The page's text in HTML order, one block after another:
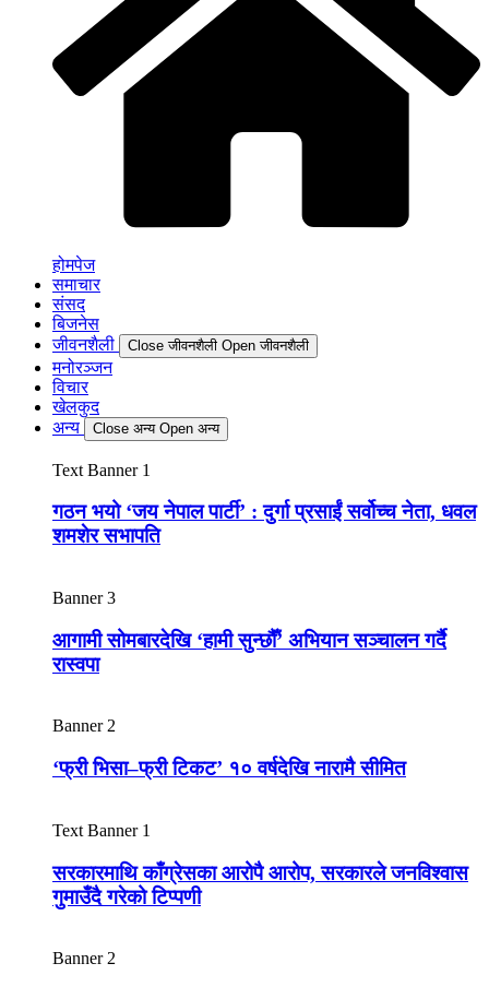
होमपेज
समाचार
संसद
बिजनेस
जीवनशैली
Close जीवनशैली Open जीवनशैली
मनोरञ्जन
विचार
खेलकुद
अन्य
Close अन्य Open अन्य
Text Banner 1
गठन भयो ‘जय नेपाल पार्टी’ : दुर्गा प्रसाईं सर्वोच्च नेता, धवल
शमशेर सभापति
Banner 3
आगामी सोमबारदेखि ‘हामी सुन्छौँ’ अभियान सञ्चालन गर्दै
रास्वपा
Banner 2
‘फ्री भिसा–फ्री टिकट’ १० वर्षदेखि नारामै सीमित
Text Banner 1
सरकारमाथि काँग्रेसका आरोपै आरोप, सरकारले जनविश्वास
गुमाउँदै गरेको टिप्पणी
Banner 2